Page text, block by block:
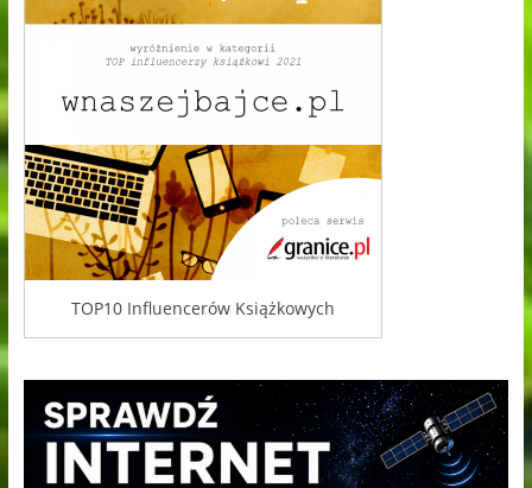
TOP10 Influencerów Książkowych